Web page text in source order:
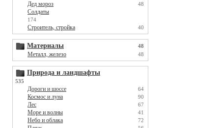
Дед мороз 48
Солдаты
174
Строитель, стройка 40
Материалы 48
Металл, железо 48
Природа и ландшафты
535
Дороги и шоссе 64
Космос и луна 90
Лес 67
Море и волны 41
Небо и облака 72